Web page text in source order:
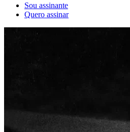
Sou assinante
Quero assinar